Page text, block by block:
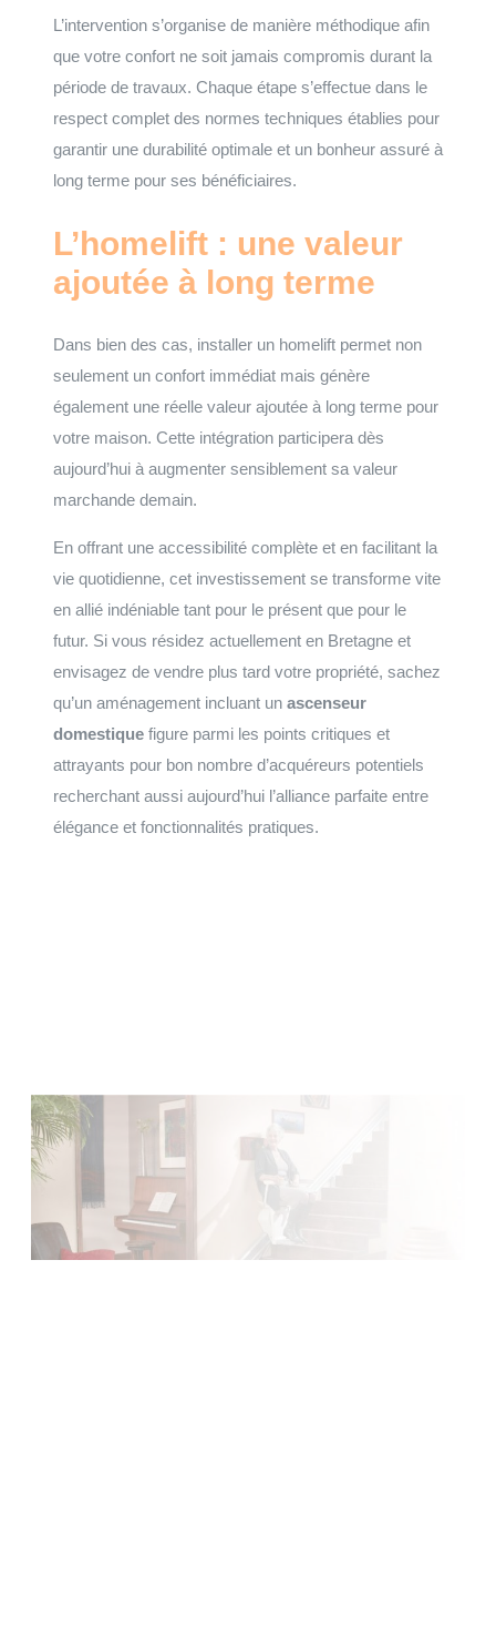
L’intervention s’organise de manière méthodique afin
que votre confort ne soit jamais compromis durant la
période de travaux. Chaque étape s’effectue dans le
respect complet des normes techniques établies pour
garantir une durabilité optimale et un bonheur assuré à
long terme pour ses bénéficiaires.
L’homelift : une valeur
ajoutée à long terme
Dans bien des cas, installer un homelift permet non
seulement un confort immédiat mais génère
également une réelle valeur ajoutée à long terme pour
votre maison. Cette intégration participera dès
aujourd’hui à augmenter sensiblement sa valeur
marchande demain.
En offrant une accessibilité complète et en facilitant la
vie quotidienne, cet investissement se transforme vite
en allié indéniable tant pour le présent que pour le
futur. Si vous résidez actuellement en Bretagne et
envisagez de vendre plus tard votre propriété, sachez
qu’un aménagement incluant un ascenseur
domestique figure parmi les points critiques et
attrayants pour bon nombre d’acquéreurs potentiels
recherchant aussi aujourd’hui l’alliance parfaite entre
élégance et fonctionnalités pratiques.